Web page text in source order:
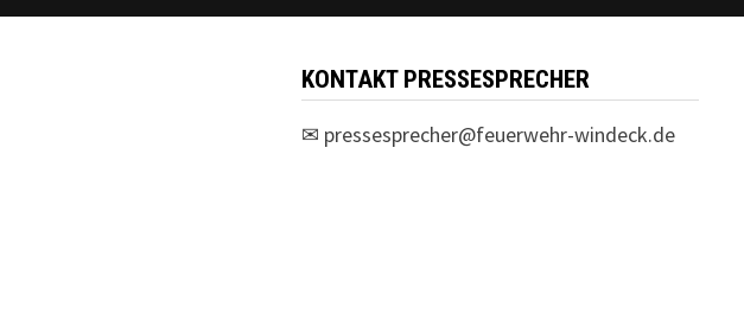
KONTAKT PRESSESPRECHER
✉ pressesprecher@feuerwehr-windeck.de